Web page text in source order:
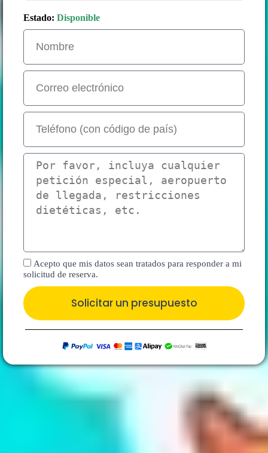
Estado: Disponible
Acepto que mis datos sean tratados para responder a mi
solicitud de reserva.
Solicitar un presupuesto